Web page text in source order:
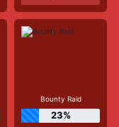
Bounty Raid
23%